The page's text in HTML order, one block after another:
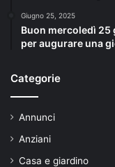
Giugno 25, 2025
Buon mercoledì
per augurare una
Categorie
Annunci
Anziani
Casa e giardino